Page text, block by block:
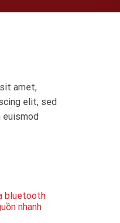
amet,
elit, sed
euismod
bluetooth
nhanh